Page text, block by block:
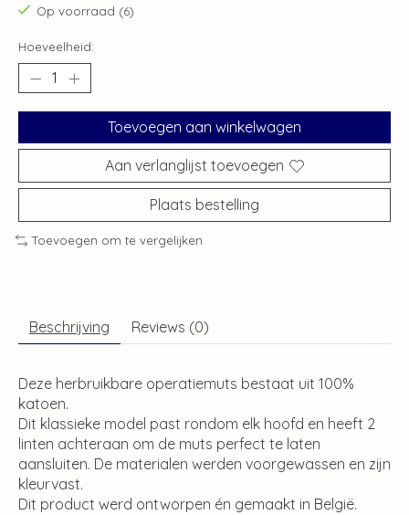
Op voorraad (6)
Hoeveelheid:
Toevoegen aan winkelwagen
Aan verlanglijst toevoegen
Plaats bestelling
Toevoegen om te vergelijken
Beschrijving Reviews (0)
Deze herbruikbare operatiemuts bestaat uit 100%
katoen.
Dit klassieke model past rondom elk hoofd en heeft 2
linten achteraan om de muts perfect te laten
aansluiten. De materialen werden voorgewassen en zijn
kleurvast.
Dit product werd ontworpen én gemaakt in België.